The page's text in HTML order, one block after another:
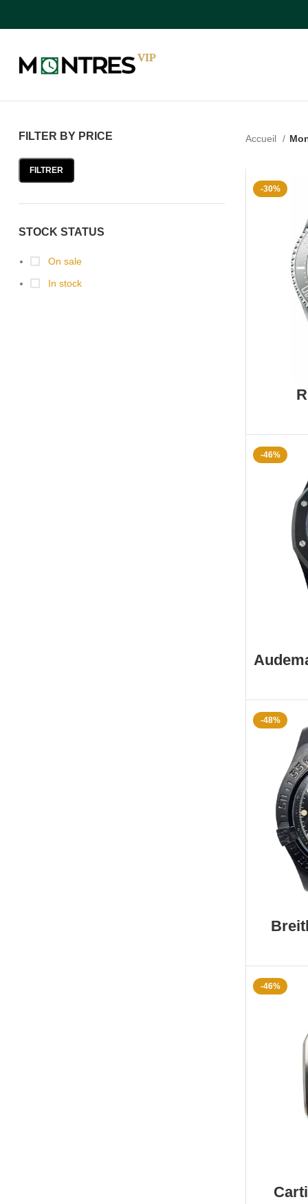
FILTER BY PRICE
FILTRER
STOCK STATUS
On sale
In stock
Accueil
-30%
-46%
-48%
-46%